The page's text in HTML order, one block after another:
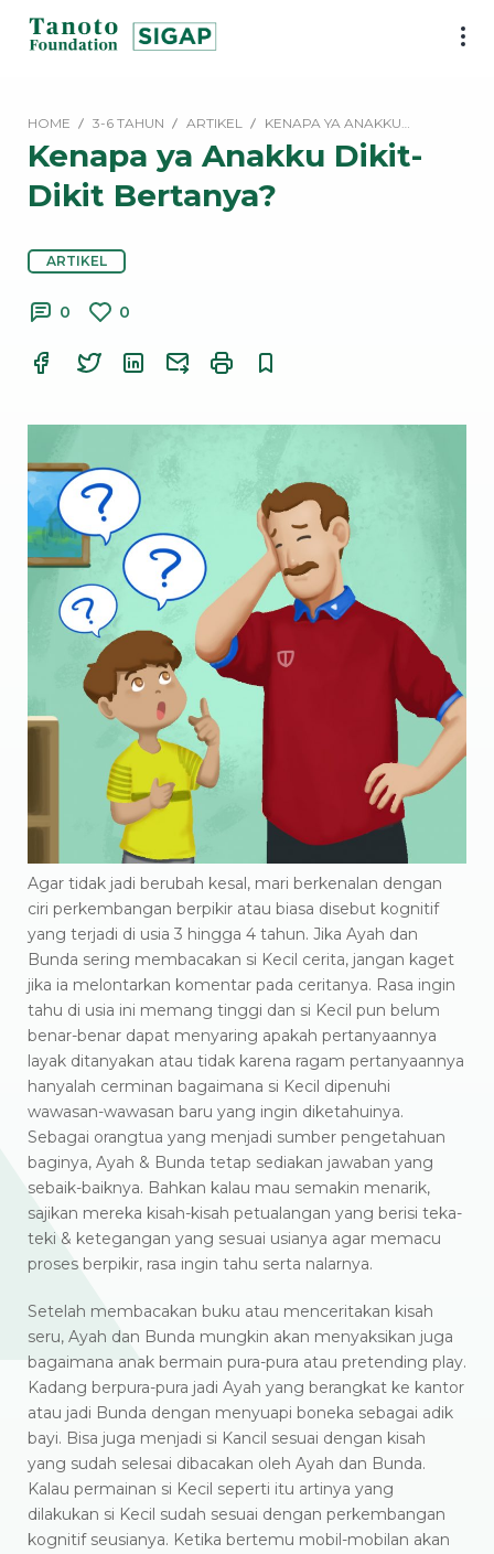
SIGAP
Foundation
HOME 3-6 TAHUN ARTIKEL KENAPA YA ANAKKU…
Kenapa ya Anakku Dikit-
Dikit Bertanya?
ARTIKEL
0 0
Agar tidak jadi berubah kesal, mari berkenalan dengan
ciri perkembangan berpikir atau biasa disebut kognitif
yang terjadi di usia 3 hingga 4 tahun. Jika Ayah dan
Bunda sering membacakan si Kecil cerita, jangan kaget
jika ia melontarkan komentar pada ceritanya. Rasa ingin
tahu di usia ini memang tinggi dan si Kecil pun belum
benar-benar dapat menyaring apakah pertanyaannya
layak ditanyakan atau tidak karena ragam pertanyaannya
hanyalah cerminan bagaimana si Kecil dipenuhi
wawasan-wawasan baru yang ingin diketahuinya.
Sebagai orangtua yang menjadi sumber pengetahuan
baginya, Ayah & Bunda tetap sediakan jawaban yang
sebaik-baiknya. Bahkan kalau mau semakin menarik,
sajikan mereka kisah-kisah petualangan yang berisi teka-
teki & ketegangan yang sesuai usianya agar memacu
proses berpikir, rasa ingin tahu serta nalarnya.
Setelah membacakan buku atau menceritakan kisah
seru, Ayah dan Bunda mungkin akan menyaksikan juga
bagaimana anak bermain pura-pura atau pretending play.
Kadang berpura-pura jadi Ayah yang berangkat ke kantor
atau jadi Bunda dengan menyuapi boneka sebagai adik
bayi. Bisa juga menjadi si Kancil sesuai dengan kisah
yang sudah selesai dibacakan oleh Ayah dan Bunda.
Kalau permainan si Kecil seperti itu artinya yang
dilakukan si Kecil sudah sesuai dengan perkembangan
kognitif seusianya. Ketika bertemu mobil-mobilan akan